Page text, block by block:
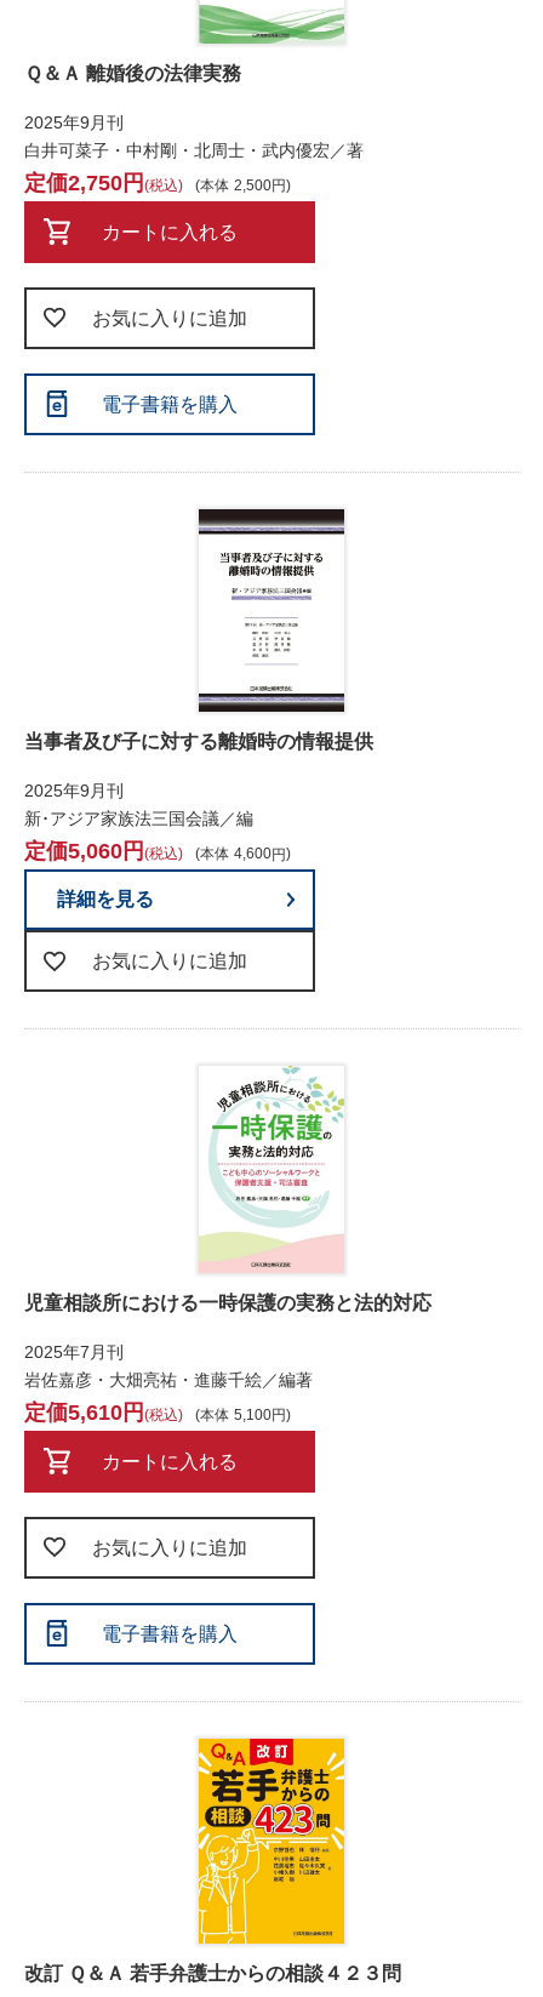
Ｑ＆Ａ 離婚後の法律実務
2025年9月刊
白井可菜子・中村剛・北周士・武内優宏／著
本体 2,500
2,750 税込
カートに入れる
お気に入りに追加
電子書籍を購入
当事者及び子に対する離婚時の情報提供
2025年9月刊
新･アジア家族法三国会議／編
本体 4,600
5,060 税込
詳細を見る
お気に入りに追加
児童相談所における一時保護の実務と法的対応
2025年7月刊
岩佐嘉彦・大畑亮祐・進藤千絵／編著
本体 5,100
5,610 税込
カートに入れる
お気に入りに追加
電子書籍を購入
改訂 Ｑ＆Ａ 若手弁護士からの相談４２３問